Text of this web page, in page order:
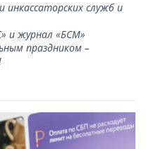
инкассаторских служб и
и журнал «БСМ»
праздником –